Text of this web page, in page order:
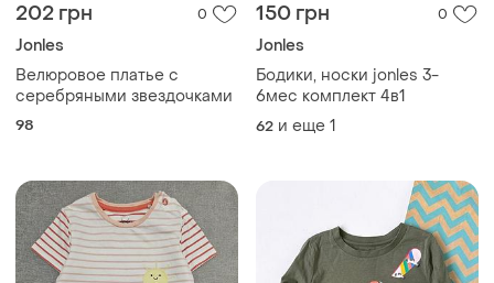
202 грн 0
Jonles
Велюровое платье с
серебряными звездочками
98
150 грн 0
Jonles
Бодики, носки jonles 3-
6мес комплект 4в1
62 и еще 1